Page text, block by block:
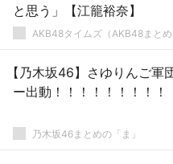
と思う」【江籠裕奈】
AKB48タイムズ（AKB48まとめ
【乃木坂46】さゆりんご軍
ー出動！！！！！！！！！
乃木坂46まとめの「ま」